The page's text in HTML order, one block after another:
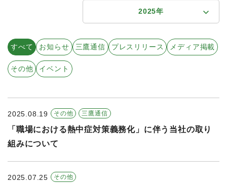
2025年
すべての年度
2024年
すべて お知らせ 三鷹通信 プレスリリース メディア掲載
その他 イベント
2025.08.19 その他 三鷹通信
「職場における熱中症対策義務化」に伴う当社の取り
組みについて
2025.07.25 その他